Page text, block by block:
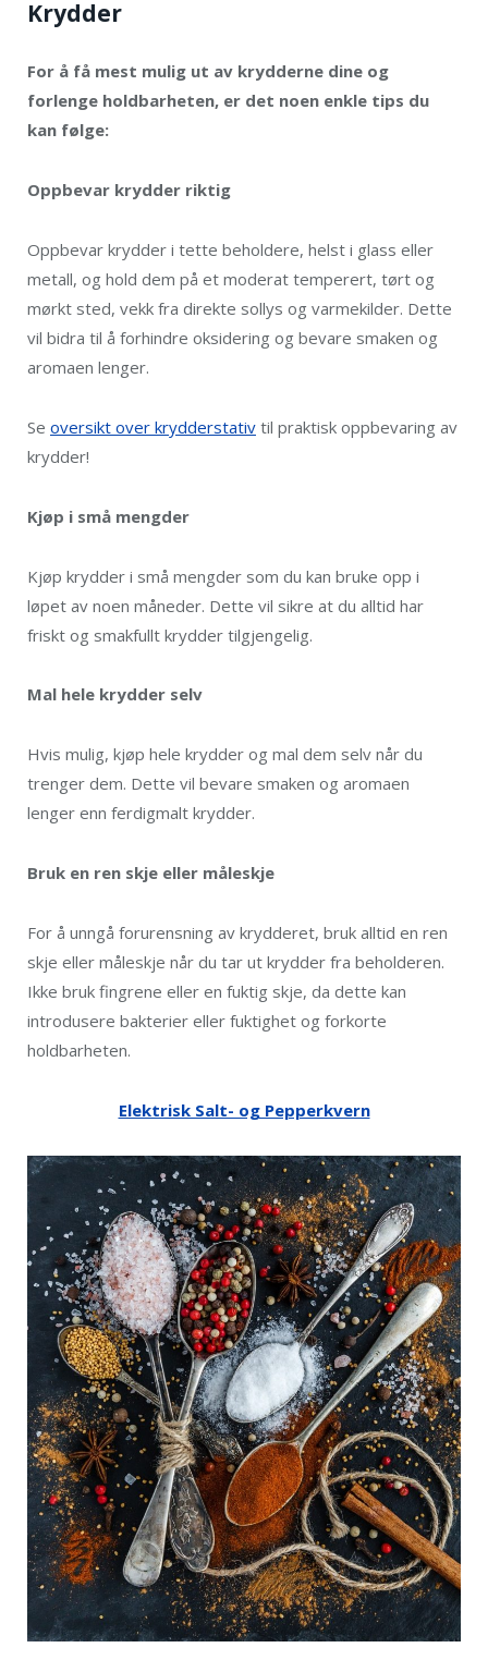
Krydder
For å få mest mulig ut av krydderne dine og
forlenge holdbarheten, er det noen enkle tips du
kan følge:
Oppbevar krydder riktig
Oppbevar krydder i tette beholdere, helst i glass eller
metall, og hold dem på et moderat temperert, tørt og
mørkt sted, vekk fra direkte sollys og varmekilder. Dette
vil bidra til å forhindre oksidering og bevare smaken og
aromaen lenger.
Se oversikt over krydderstativ til praktisk oppbevaring av
krydder!
Kjøp i små mengder
Kjøp krydder i små mengder som du kan bruke opp i
løpet av noen måneder. Dette vil sikre at du alltid har
friskt og smakfullt krydder tilgjengelig.
Mal hele krydder selv
Hvis mulig, kjøp hele krydder og mal dem selv når du
trenger dem. Dette vil bevare smaken og aromaen
lenger enn ferdigmalt krydder.
Bruk en ren skje eller måleskje
For å unngå forurensning av krydderet, bruk alltid en ren
skje eller måleskje når du tar ut krydder fra beholderen.
Ikke bruk fingrene eller en fuktig skje, da dette kan
introdusere bakterier eller fuktighet og forkorte
holdbarheten.
Elektrisk Salt- og Pepperkvern